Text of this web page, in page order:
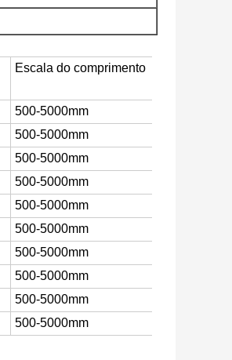
Escala do comprimento
500-5000mm
500-5000mm
500-5000mm
500-5000mm
500-5000mm
500-5000mm
500-5000mm
500-5000mm
500-5000mm
500-5000mm